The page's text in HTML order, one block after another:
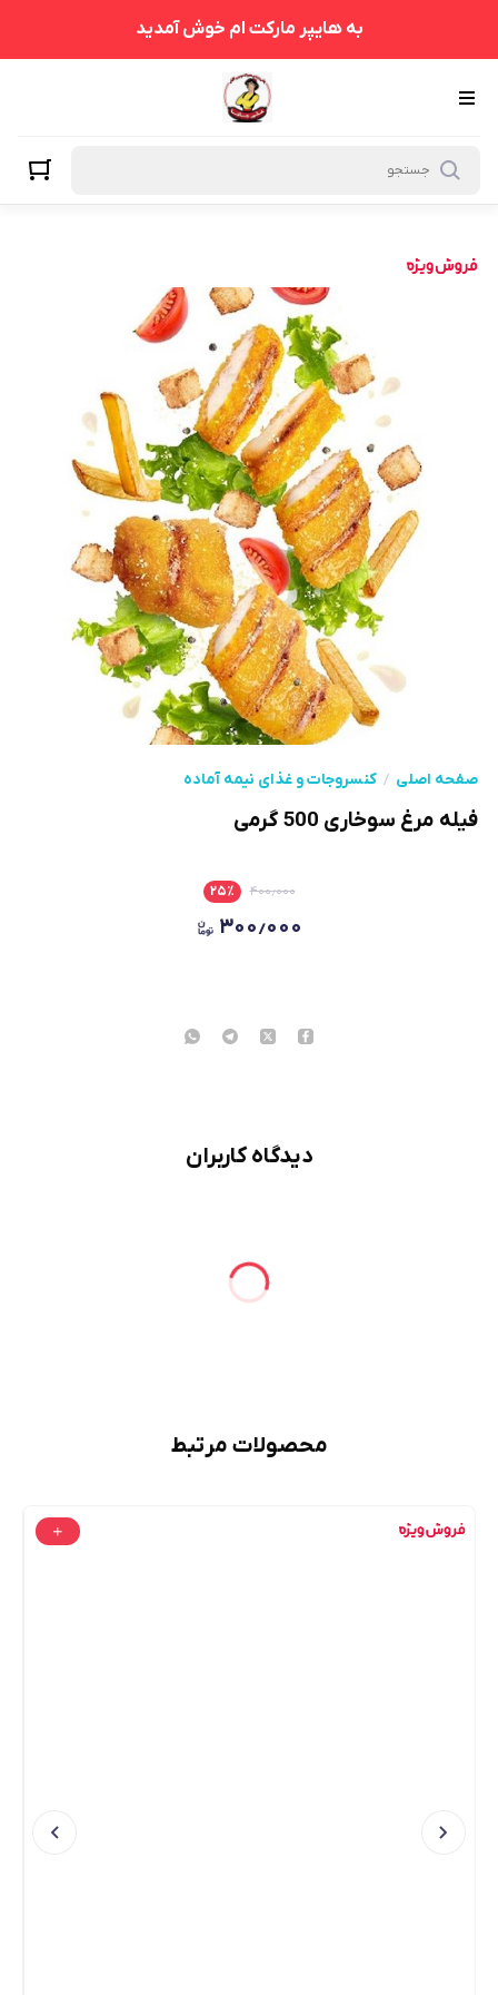
به هایپر مارکت ام خوش آمدید
صفحه اصلی کنسروجات و غذای نیمه آماده
فیله مرغ سوخاری 500 گرمی
۴۰۰٫۰۰۰ ۲۵٪
۳۰۰٫۰۰۰
دیدگاه کاربران
محصولات مرتبط